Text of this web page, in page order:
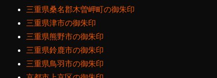
三重県桑名郡木曽岬町の御朱印
三重県津市の御朱印
三重県熊野市の御朱印
三重県鈴鹿市の御朱印
三重県鳥羽市の御朱印